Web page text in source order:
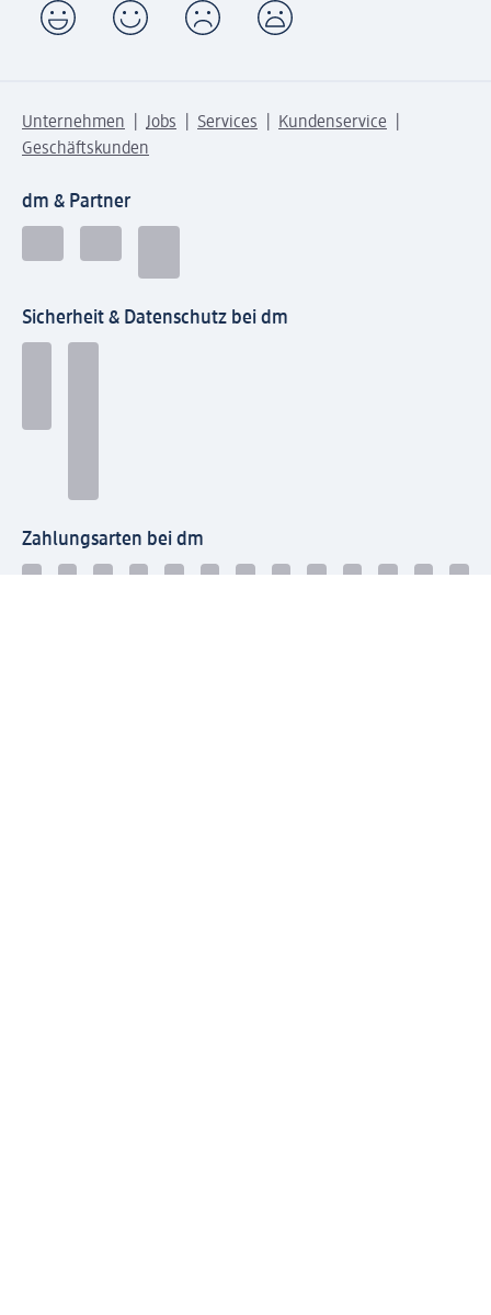
Unternehmen Jobs Services
Kundenservice
Geschäftskunden
dm & Partner
Sicherheit & Datenschutz bei dm
Zahlungsarten bei dm